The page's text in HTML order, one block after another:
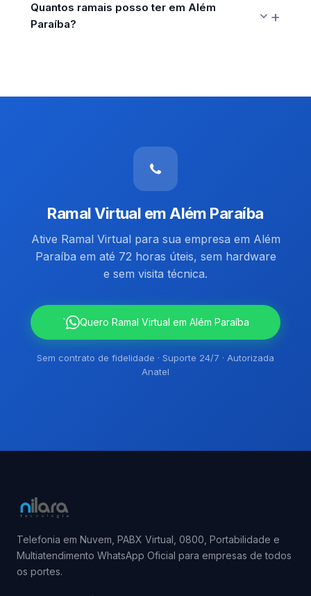
Quantos ramais posso ter em Além
Paraíba?
Ramal Virtual em Além Paraíba
Ative Ramal Virtual para sua empresa em Além
Paraíba em até 72 horas úteis, sem hardware
e sem visita técnica.
` Quero Ramal Virtual em Além Paraíba
Sem contrato de fidelidade · Suporte 24/7 · Autorizada
Anatel
Telefonia em Nuvem, PABX Virtual, 0800, Portabilidade e
Multiatendimento WhatsApp Oficial para empresas de todos
os portes.